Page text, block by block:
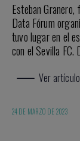
Esteban
Data Fórum
tuvo lugar en el
con el Sevilla
Ver artículo
24 DE MARZO DE 2023